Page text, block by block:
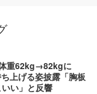
重62kg→82kgに
上げる姿披露「胸板
い」と反響